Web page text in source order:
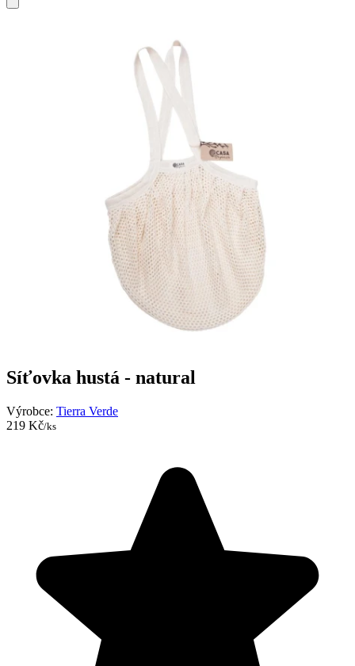
Síťovka hustá - natural
Výrobce: Tierra Verde
219 Kč/ks